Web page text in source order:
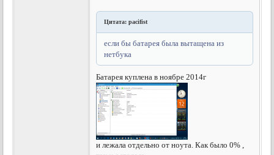
Цитата: pacifist
если бы батарея была вытащена из
нетбука
Батарея куплена в ноябре 2014г
и лежала отдельно от ноута. Как было 0% ,